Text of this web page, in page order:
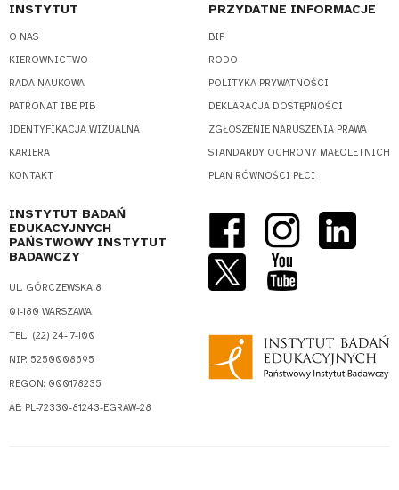
INSTYTUT
O NAS
KIEROWNICTWO
RADA NAUKOWA
PATRONAT IBE PIB
IDENTYFIKACJA WIZUALNA
KARIERA
KONTAKT
PRZYDATNE INFORMACJE
BIP
RODO
POLITYKA PRYWATNOŚCI
DEKLARACJA DOSTĘPNOŚCI
ZGŁOSZENIE NARUSZENIA PRAWA
STANDARDY OCHRONY MAŁOLETNICH
PLAN RÓWNOŚCI PŁCI
INSTYTUT BADAŃ
EDUKACYJNYCH
PAŃSTWOWY INSTYTUT
BADAWCZY
UL. GÓRCZEWSKA 8
01-180 WARSZAWA
TEL.: (22) 24-17-100
NIP: 5250008695
REGON: 000178235
AE: PL-72330-81243-EGRAW-28